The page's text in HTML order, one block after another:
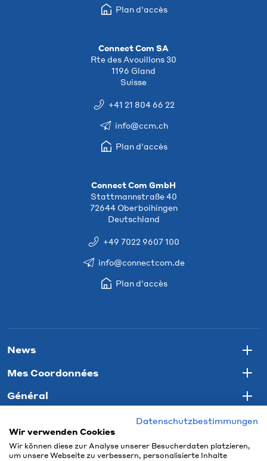
Plan d'accès
Connect Com SA
Rte des Avouillons 30
1196 Gland
Suisse
+41 21 804 66 22
info@ccm.ch
Plan d'accès
Connect Com GmbH
Stattmannstraße 40
72644 Oberboihingen
Deutschland
+49 7022 9607 100
info@connectcom.de
Plan d'accès
News
Mes Coordonnées
Général
Datenschutzbestimmungen
Wir verwenden Cookies
Wir können diese zur Analyse unserer Besucherdaten platzieren,
um unsere Webseite zu verbessern, personalisierte Inhalte